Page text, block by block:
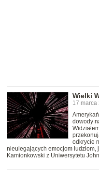
Wielki
17 marca
dowody
odkrycie
nieulegających emocjom ludziom,
Kamionkowski z Uniwersytetu